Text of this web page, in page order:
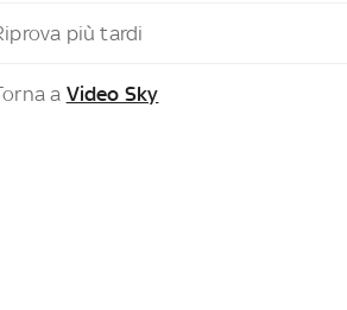
più tardi
a Video Sky